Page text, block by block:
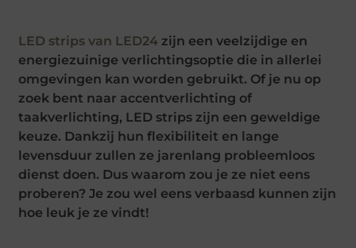
LED strips van LED24 zijn een veelzijdige en
energiezuinige verlichtingsoptie die in allerlei
omgevingen kan worden gebruikt. Of je nu op
zoek bent naar accentverlichting of
taakverlichting, LED strips zijn een geweldige
keuze. Dankzij hun flexibiliteit en lange
levensduur zullen ze jarenlang probleemloos
dienst doen. Dus waarom zou je ze niet eens
proberen? Je zou wel eens verbaasd kunnen zijn
hoe leuk je ze vindt!